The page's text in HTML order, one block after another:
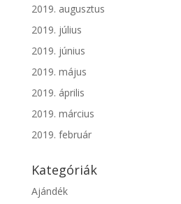
2019. augusztus
2019. július
2019. június
2019. május
2019. április
2019. március
2019. február
Kategóriák
Ajándék